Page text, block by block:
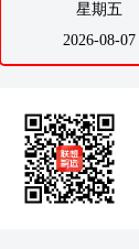
星期五
2026-08-07